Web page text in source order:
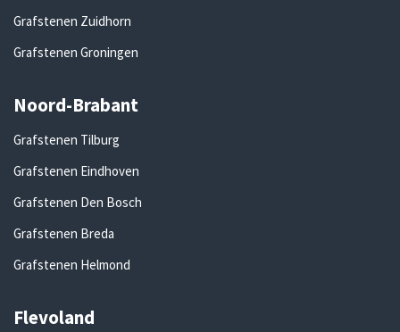
Grafstenen Zuidhorn
Grafstenen Groningen
Noord-Brabant
Grafstenen Tilburg
Grafstenen Eindhoven
Grafstenen Den Bosch
Grafstenen Breda
Grafstenen Helmond
Flevoland